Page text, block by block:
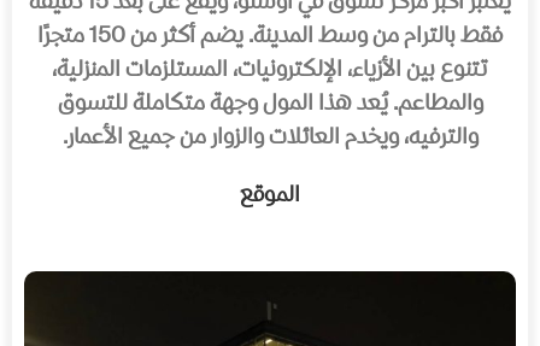
فقط بالترام من وسط المدينة. يضم أكثر من 150 متجرًا
تتنوع بين الأزياء، الإلكترونيات، المستلزمات المنزلية،
والمطاعم. يُعد هذا المول وجهة متكاملة للتسوق
والترفيه، ويخدم العائلات والزوار من جميع الأعمار.
الموقع